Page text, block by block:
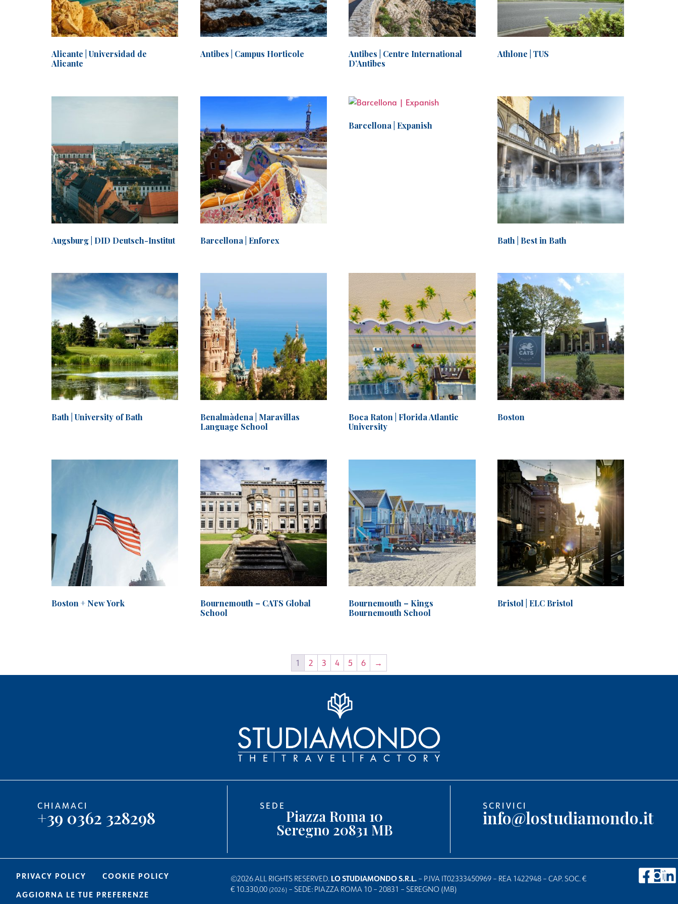
Alicante | Universidad de
Alicante
Antibes | Campus Horticole
Antibes | Centre International
D’Antibes
Athlone | TUS
Augsburg | DID Deutsch-Institut Barcellona | Enforex
Barcellona | Expanish
Bath | Best in Bath
Bath | University of Bath
Benalmàdena | Maravillas
Language School
Boca Raton | Florida Atlantic
University
Boston
Boston + New York
Bournemouth – CATS Global
School
Bournemouth – Kings
Bournemouth School
Bristol | ELC Bristol
1 2 3 4 5 6 →
CHIAMACI
+39 0362 328298
SEDE
Piazza Roma 10
Seregno 20831 MB
SCRIVICI
info@lostudiamondo.it
PRIVACY POLICY
COOKIE POLICY
AGGIORNA LE TUE PREFERENZE
©2026 ALL RIGHTS RESERVED. LO STUDIAMONDO S.R.L. – P.IVA IT02333450969 – REA 1422948 – CAP. SOC. €
€ 10.330,00 (2026) – SEDE: PIAZZA ROMA 10 – 20831 – SEREGNO (MB)